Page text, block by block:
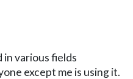
in various fields
except me is using it.